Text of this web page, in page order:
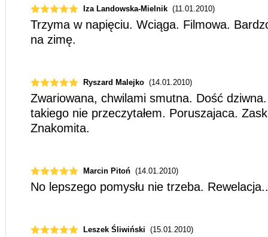
Iza Landowska-Mielnik (11.01.2010)
Trzyma w napięciu. Wciąga. Filmowa.
na zimę.
Ryszard Malejko (14.01.2010)
Zwariowana, chwilami smutna. Dość
takiego nie przeczytałem. Poruszajaca.
Znakomita.
Marcin Pitoń (14.01.2010)
No lepszego pomysłu nie trzeba.
Leszek Śliwiński (15.01.2010)